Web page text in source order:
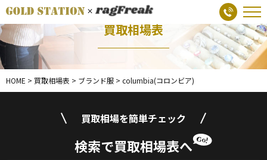
買取相場表
HOME > 買取相場表 > ブランド服 > columbia(コロンビア)
買取相場を簡単チェック
検索で買取相場表へ